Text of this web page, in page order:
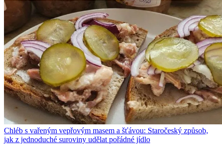
Chléb s vařeným vepřovým masem a šťávou: Staročeský způsob,
jak z jednoduché suroviny udělat pořádné jídlo